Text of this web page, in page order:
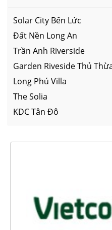
Solar City Bến Lức
Đất Nền Long An
Trần Anh Riverside
Garden Riveside Thủ
Long Phú Villa
The Solia
KDC Tân Đô